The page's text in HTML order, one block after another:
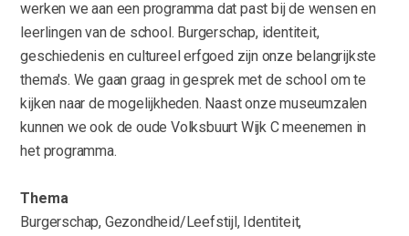
werken we aan een programma dat past bij de wensen en
leerlingen van de school. Burgerschap, identiteit,
geschiedenis en cultureel erfgoed zijn onze belangrijkste
thema's. We gaan graag in gesprek met de school om te
kijken naar de mogelijkheden. Naast onze museumzalen
kunnen we ook de oude Volksbuurt Wijk C meenemen in
het programma.
Thema
Burgerschap, Gezondheid/Leefstijl, Identiteit,